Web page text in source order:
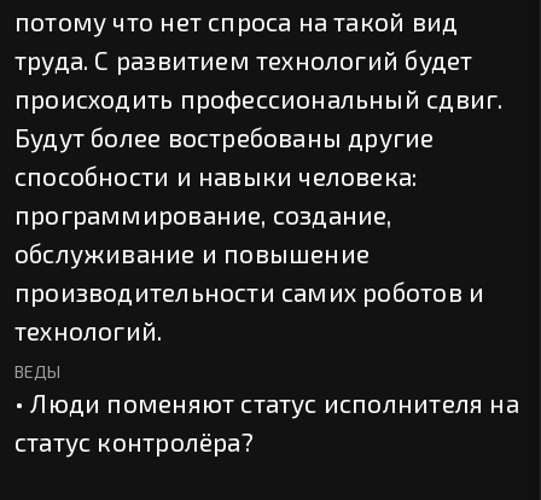
потому что нет спроса на такой вид
труда. С развитием технологий будет
происходить профессиональный сдвиг.
Будут более востребованы другие
способности и навыки человека:
программирование, создание,
обслуживание и повышение
производительности самих роботов и
технологий.
ВЕДЫ
• Люди поменяют статус исполнителя на
статус контролёра?